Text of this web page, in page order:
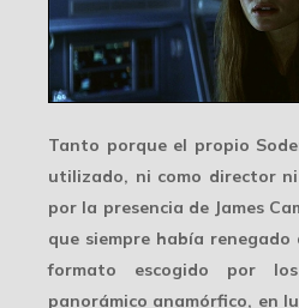
Tanto porque el propio
utilizado, ni como director
por la presencia de James
que siempre había renegado
formato escogido por
panorámico anamórfico, en